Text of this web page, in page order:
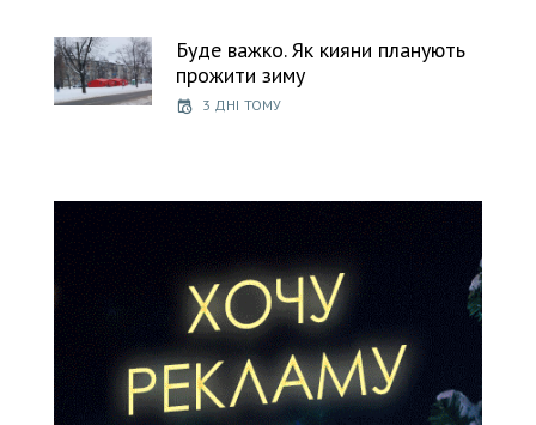
Буде важко. Як кияни планують
прожити зиму
3 ДНІ ТОМУ